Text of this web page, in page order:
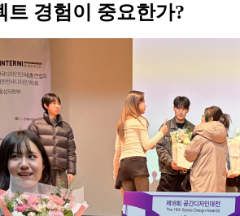
트 경험이 중요한가?